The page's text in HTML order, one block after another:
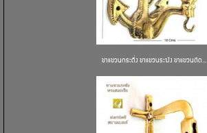
ขาแขวนกระดิ่ง ขาแขวนระฆัง ขาแขวนติด...